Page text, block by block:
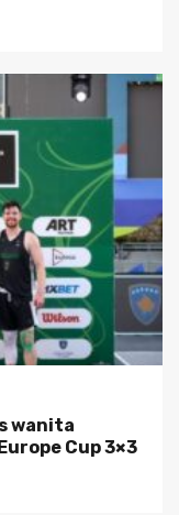
wanita
Cup 3×3